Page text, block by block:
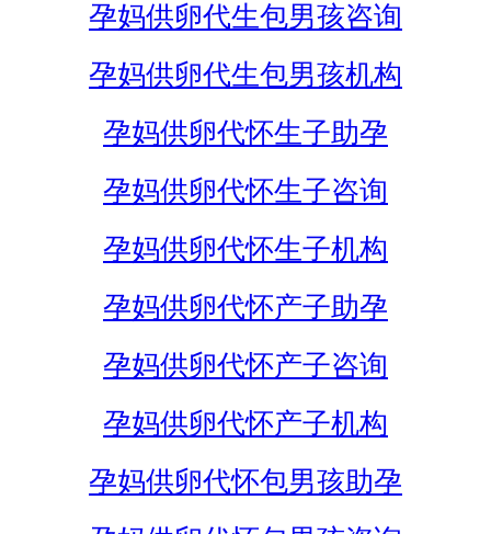
孕妈供卵代生包男孩咨询
孕妈供卵代生包男孩机构
孕妈供卵代怀生子助孕
孕妈供卵代怀生子咨询
孕妈供卵代怀生子机构
孕妈供卵代怀产子助孕
孕妈供卵代怀产子咨询
孕妈供卵代怀产子机构
孕妈供卵代怀包男孩助孕